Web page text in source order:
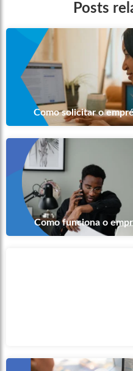
Posts
Como solicitar o
Como funciona o